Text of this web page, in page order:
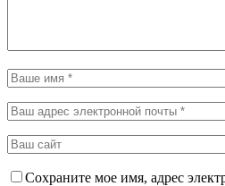
Сохраните мое имя, адрес